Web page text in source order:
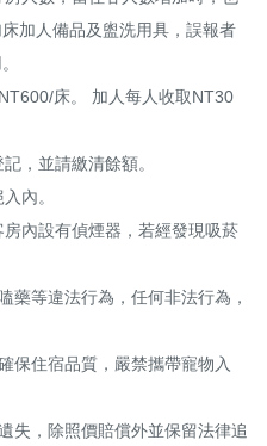
加人備品及盥洗用具，誤報者
床。 加人每人收取NT30
，並請繳清餘額。
內。
內設有偵煙器，若經發現吸菸
藥等違法行為，任何非法行為，
保住宿品質，嚴禁攜帶寵物入
失，除照價賠償外並保留法律追